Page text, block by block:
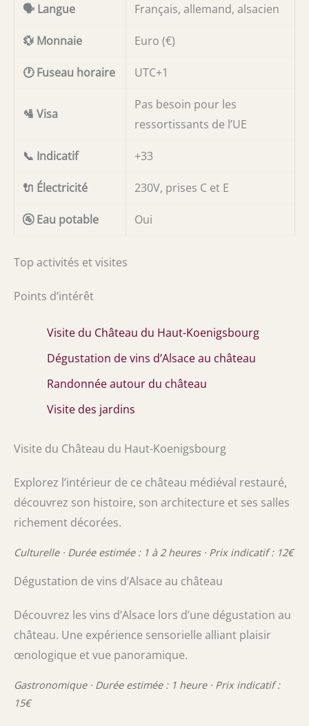
🗣️ Langue Français, allemand, alsacien
💱 Monnaie Euro (€)
🕐 Fuseau horaire UTC+1
🛂 Visa
Pas besoin pour les
ressortissants de l’UE
📞 Indicatif +33
🔌 Électricité 230V, prises C et E
🚰 Eau potable Oui
Top activités et visites
Points d’intérêt
Visite du Château du Haut-Koenigsbourg
Dégustation de vins d’Alsace au château
Randonnée autour du château
Visite des jardins
Visite du Château du Haut-Koenigsbourg
Explorez l’intérieur de ce château médiéval restauré,
découvrez son histoire, son architecture et ses salles
richement décorées.
Culturelle · Durée estimée : 1 à 2 heures · Prix indicatif : 12€
Dégustation de vins d’Alsace au château
Découvrez les vins d’Alsace lors d’une dégustation au
château. Une expérience sensorielle alliant plaisir
œnologique et vue panoramique.
Gastronomique · Durée estimée : 1 heure · Prix indicatif :
15€